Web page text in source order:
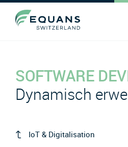
SOFTWARE
Dynamisch
IoT & Digitalisation